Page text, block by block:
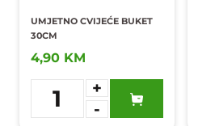
UMJETNO CVIJEĆE BUKET
30CM
4,90 KM
1
+
-
Dodaj u
omiljene